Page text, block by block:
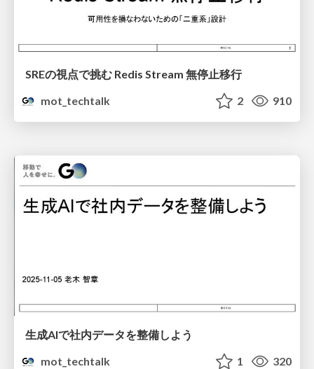
SREの視点で挑む Redis Stream 無停止移行
mot_techtalk
2 910
生成AIで社内データを整備しよう
mot_techtalk
1 320